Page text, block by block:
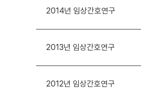
2014년 임상간호연구
2013년 임상간호연구
2012년 임상간호연구